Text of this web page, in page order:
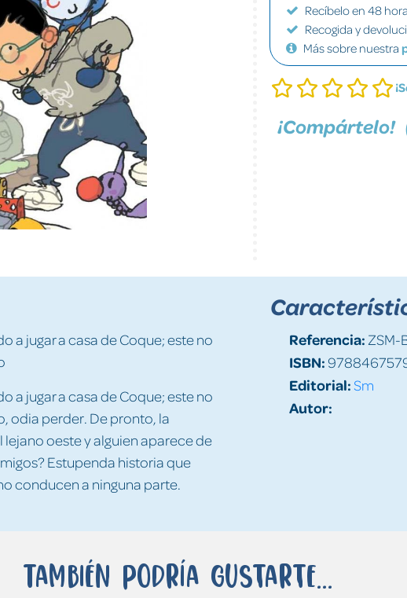
Recíbelo en 48
Recogida y
Más sobre nuestra
¡Compártelo!
a jugar a casa de Coque; este no
a jugar a casa de Coque; este no
odia perder. De pronto, la
oeste y alguien aparece de
Estupenda historia que
conducen a ninguna parte.
Referencia: ZSM-
ISBN:
Editorial:Sm
Autor:
También podría gustarte...